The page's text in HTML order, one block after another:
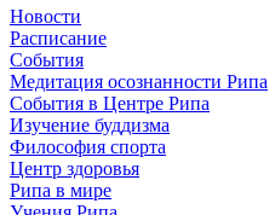
Новости
Расписание
События
Медитация осознанности Рипа
События в Центре Рипа
Изучение буддизма
Философия спорта
Центр здоровья
Рипа в мире